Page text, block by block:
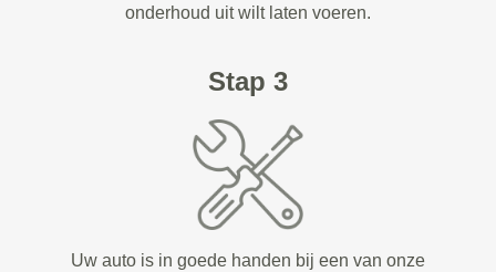
onderhoud uit wilt laten voeren.
Stap 3
Uw auto is in goede handen bij een van onze